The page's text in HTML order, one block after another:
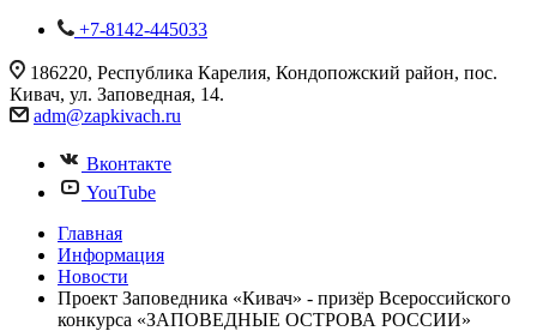
+7-8142-445033
186220, Республика Карелия, Кондопожский район, пос.
Кивач, ул. Заповедная, 14.
adm@zapkivach.ru
Вконтакте
YouTube
Главная
Информация
Новости
Проект Заповедника «Кивач» - призёр Всероссийского
конкурса «ЗАПОВЕДНЫЕ ОСТРОВА РОССИИ»